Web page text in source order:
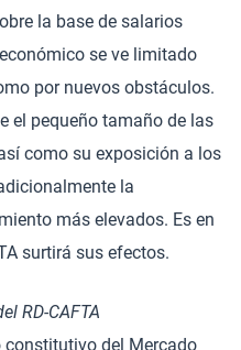
la base de salarios
se ve limitado
por nuevos obstáculos.
el pequeño tamaño de las
como su exposición a los
la
más elevados. Es en
surtirá sus efectos.
RD-CAFTA
constitutivo del Mercado